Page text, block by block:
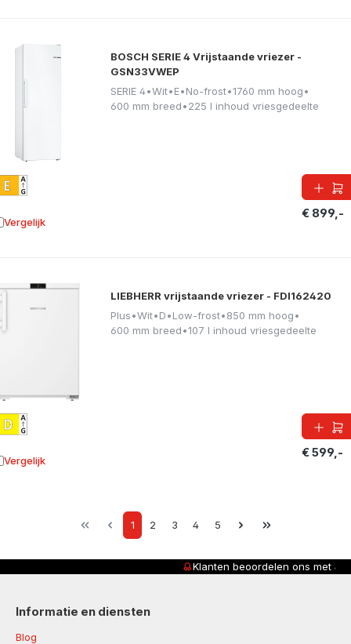
BOSCH SERIE 4 Vrijstaande vriezer -
GSN33VWEP
SERIE 4•Wit•E•No-frost•1760 mm hoog•
600 mm breed•225 l inhoud vriesgedeelte
€ 899,-
Vergelijk aan vergelijking
LIEBHERR vrijstaande vriezer - FDI162420
Plus•Wit•D•Low-frost•850 mm hoog•
600 mm breed•107 l inhoud vriesgedeelte
€ 599,-
Vergelijk aan vergelijking
Page
1 Page
2 Page
3 Page
4 Page
5
Klanten beoordelen ons met4,8/5
Informatie en diensten
Blog